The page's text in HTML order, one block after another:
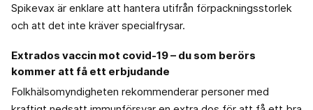
Spikevax är enklare att hantera utifrån förpackningsstorlek
och att det inte kräver specialfrysar.
Extrados vaccin mot covid-19 – du som berörs
kommer att få ett erbjudande
Folkhälsomyndigheten rekommenderar personer med